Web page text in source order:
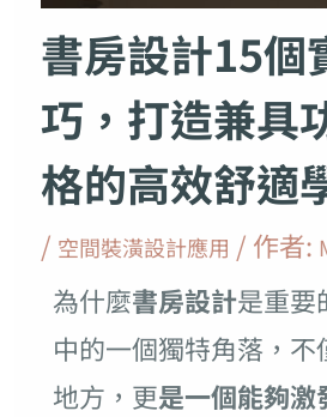
書房設計15個
巧，打造兼具
格的高效舒適
/ 空間裝潢設計應用 / 作者:
為什麼書房設計是重要
中的一個獨特角落，不
地方，更是一個能夠激